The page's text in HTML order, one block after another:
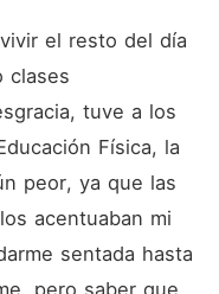
el resto del día
clases
tuve a los
Física, la
peor, ya que las
acentuaban mi
sentada hasta
pero saber que